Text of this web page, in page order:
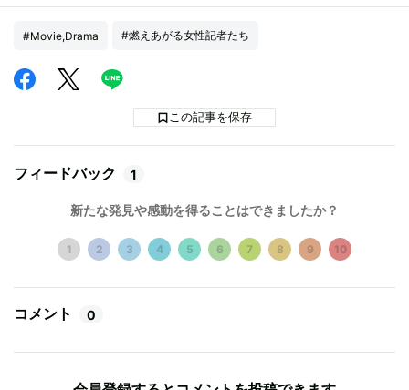
#Movie,Drama #燃えあがる女性記者たち
この記事を保存
フィードバック 1
新たな発見や感動を得ることはできましたか？
1 2 3 4 5 6 7 8 9 10
コメント 0